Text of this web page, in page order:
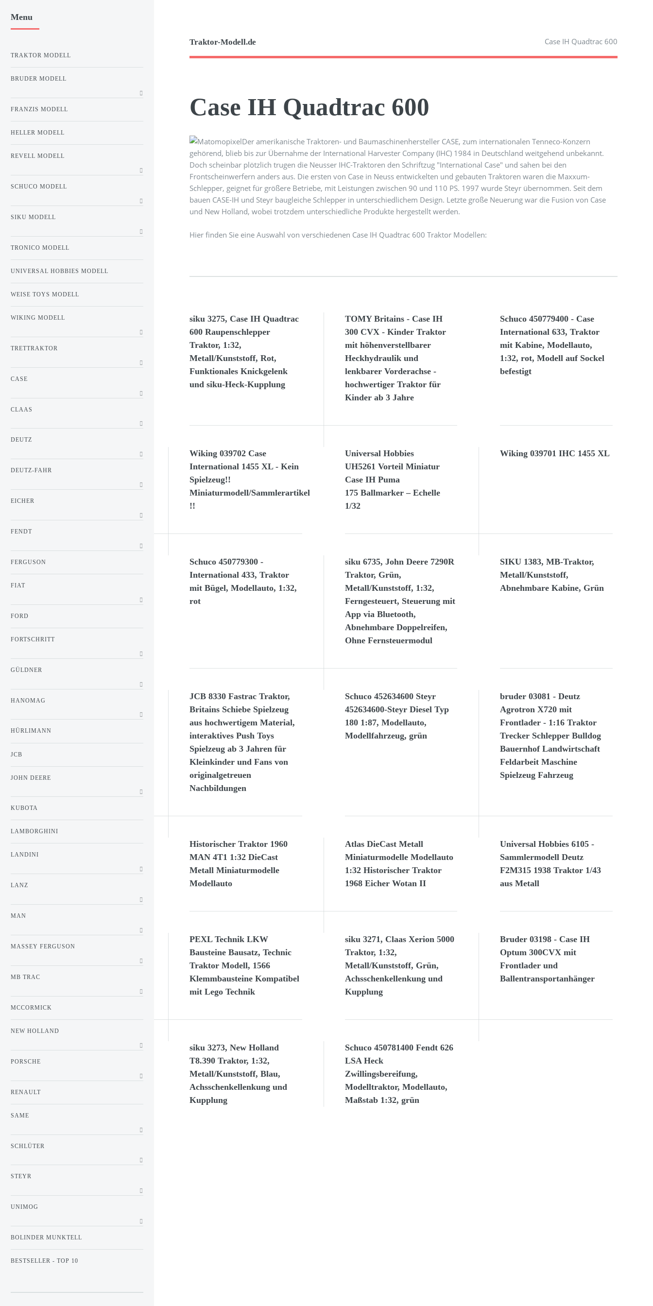
Traktor-Modell.de Case IH Quadtrac 600
Case IH Quadtrac 600
Der amerikanische Traktoren- und Baumaschinenhersteller CASE, zum internationalen Tenneco-Konzern
gehörend, blieb bis zur Übernahme der International Harvester Company (IHC) 1984 in Deutschland weitgehend unbekannt.
Doch scheinbar plötzlich trugen die Neusser IHC-Traktoren den Schriftzug "International Case" und sahen bei den
Frontscheinwerfern anders aus. Die ersten von Case in Neuss entwickelten und gebauten Traktoren waren die Maxxum-
Schlepper, geignet für größere Betriebe, mit Leistungen zwischen 90 und 110 PS. 1997 wurde Steyr übernommen. Seit dem
bauen CASE-IH und Steyr baugleiche Schlepper in unterschiedlichem Design. Letzte große Neuerung war die Fusion von Case
und New Holland, wobei trotzdem unterschiedliche Produkte hergestellt werden.
Hier finden Sie eine Auswahl von verschiedenen Case IH Quadtrac 600 Traktor Modellen:
siku 3275, Case IH Quadtrac
600 Raupenschlepper
Traktor, 1:32,
Metall/Kunststoff, Rot,
Funktionales Knickgelenk
und siku-Heck-Kupplung
TOMY Britains - Case IH
300 CVX - Kinder Traktor
mit höhenverstellbarer
Heckhydraulik und
lenkbarer Vorderachse -
hochwertiger Traktor für
Kinder ab 3 Jahre
Schuco 450779400 - Case
International 633, Traktor
mit Kabine, Modellauto,
1:32, rot, Modell auf Sockel
befestigt
Wiking 039702 Case
International 1455 XL - Kein
Spielzeug!!
Miniaturmodell/Sammlerartikel
!!
Universal Hobbies
UH5261 Vorteil Miniatur
Case IH Puma
175 Ballmarker – Echelle
1/32
Wiking 039701 IHC 1455 XL
Schuco 450779300 -
International 433, Traktor
mit Bügel, Modellauto, 1:32,
rot
siku 6735, John Deere 7290R
Traktor, Grün,
Metall/Kunststoff, 1:32,
Ferngesteuert, Steuerung mit
App via Bluetooth,
Abnehmbare Doppelreifen,
Ohne Fernsteuermodul
SIKU 1383, MB-Traktor,
Metall/Kunststoff,
Abnehmbare Kabine, Grün
JCB 8330 Fastrac Traktor,
Britains Schiebe Spielzeug
aus hochwertigem Material,
interaktives Push Toys
Spielzeug ab 3 Jahren für
Kleinkinder und Fans von
originalgetreuen
Nachbildungen
Schuco 452634600 Steyr
452634600-Steyr Diesel Typ
180 1:87, Modellauto,
Modellfahrzeug, grün
bruder 03081 - Deutz
Agrotron X720 mit
Frontlader - 1:16 Traktor
Trecker Schlepper Bulldog
Bauernhof Landwirtschaft
Feldarbeit Maschine
Spielzeug Fahrzeug
Historischer Traktor 1960
MAN 4T1 1:32 DieCast
Metall Miniaturmodelle
Modellauto
Atlas DieCast Metall
Miniaturmodelle Modellauto
1:32 Historischer Traktor
1968 Eicher Wotan II
Universal Hobbies 6105 -
Sammlermodell Deutz
F2M315 1938 Traktor 1/43
aus Metall
PEXL Technik LKW
Bausteine Bausatz, Technic
Traktor Modell, 1566
Klemmbausteine Kompatibel
mit Lego Technik
siku 3271, Claas Xerion 5000
Traktor, 1:32,
Metall/Kunststoff, Grün,
Achsschenkellenkung und
Kupplung
Bruder 03198 - Case IH
Optum 300CVX mit
Frontlader und
Ballentransportanhänger
siku 3273, New Holland
T8.390 Traktor, 1:32,
Metall/Kunststoff, Blau,
Achsschenkellenkung und
Kupplung
Schuco 450781400 Fendt 626
LSA Heck
Zwillingsbereifung,
Modelltraktor, Modellauto,
Maßstab 1:32, grün
Menu
TRAKTOR MODELL
BRUDER MODELL
FRANZIS MODELL
HELLER MODELL
REVELL MODELL
SCHUCO MODELL
SIKU MODELL
TRONICO MODELL
UNIVERSAL HOBBIES MODELL
WEISE TOYS MODELL
WIKING MODELL
TRETTRAKTOR
CASE
CLAAS
DEUTZ
DEUTZ-FAHR
EICHER
FENDT
FERGUSON
FIAT
FORD
FORTSCHRITT
GÜLDNER
HANOMAG
HÜRLIMANN
JCB
JOHN DEERE
KUBOTA
LAMBORGHINI
LANDINI
LANZ
MAN
MASSEY FERGUSON
MB TRAC
MCCORMICK
NEW HOLLAND
PORSCHE
RENAULT
SAME
SCHLÜTER
STEYR
UNIMOG
BOLINDER MUNKTELL
BESTSELLER - TOP 10